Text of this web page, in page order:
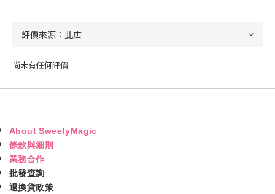
尚未有任何評價
About SweetyMagic
條款與細則
業務合作
批發查詢
退換貨政策